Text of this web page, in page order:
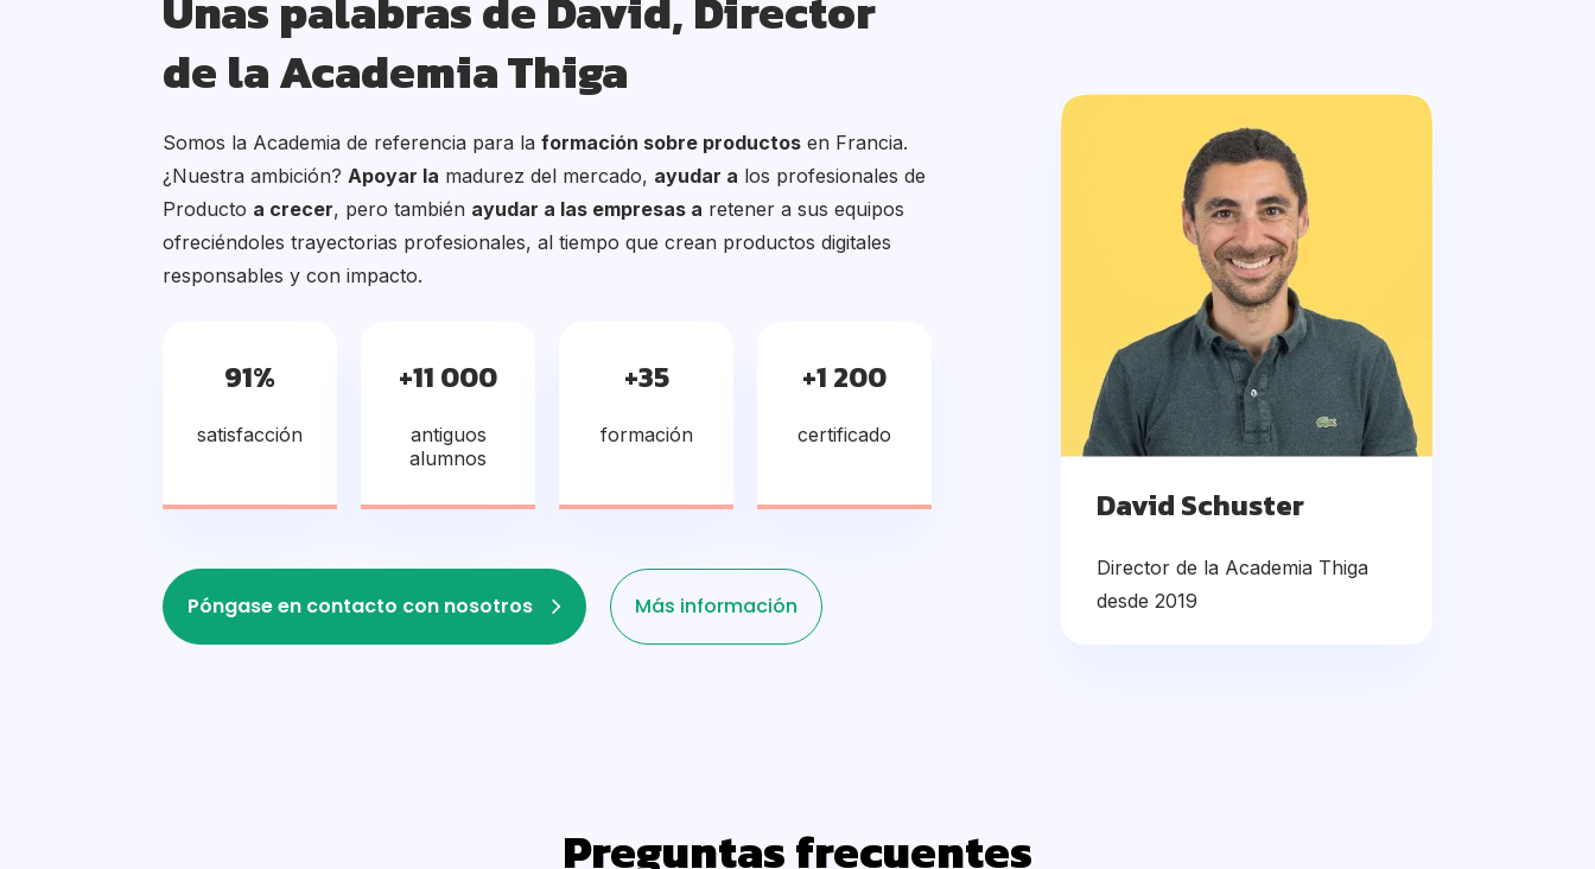
de la Academia Thiga
Somos la Academia de referencia para la formación sobre productos en Francia.
¿Nuestra ambición? Apoyar la madurez del mercado, ayudar a los profesionales de
Producto a crecer, pero también ayudar a las empresas a retener a sus equipos
ofreciéndoles trayectorias profesionales, al tiempo que crean productos digitales
responsables y con impacto.
91%
satisfacción
+11 000
antiguos
alumnos
+35
formación
+1 200
certificado
Póngase en contacto con nosotros Más información
David Schuster
Director de la Academia Thiga
desde 2019
Preguntas frecuentes